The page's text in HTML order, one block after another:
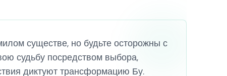
существе, но будьте осторожны с
судьбу посредством выбора,
диктуют трансформацию Бу.